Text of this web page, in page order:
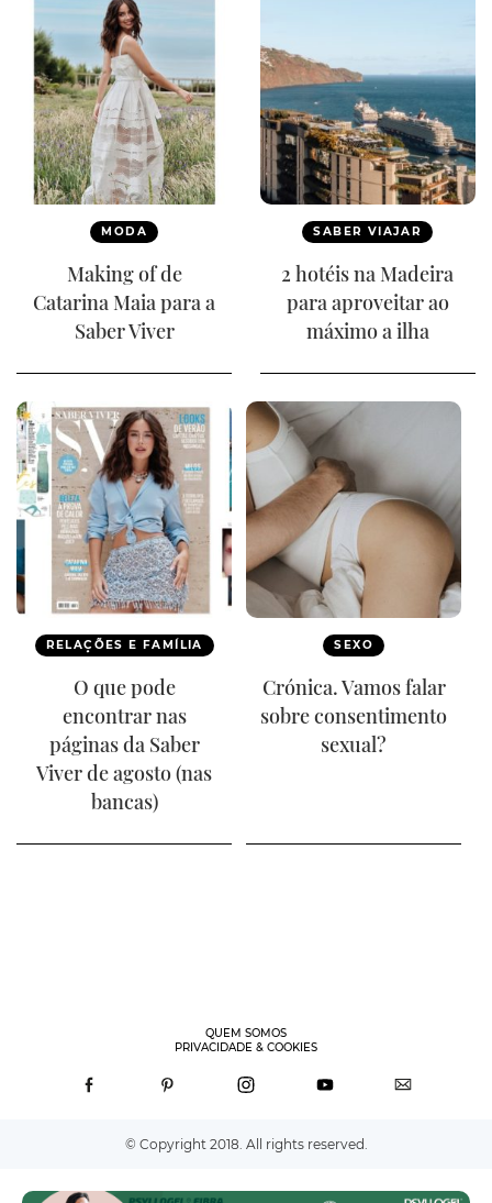
MODA
Making of de
Catarina Maia para a
Saber Viver
SABER VIAJAR
2 hotéis na Madeira
para aproveitar ao
máximo a ilha
RELAÇÕES E FAMÍLIA
O que pode
encontrar nas
páginas da Saber
Viver de agosto (nas
bancas)
SEXO
Crónica. Vamos falar
sobre consentimento
sexual?
QUEM SOMOS
PRIVACIDADE & COOKIES
© Copyright 2018. All rights reserved.